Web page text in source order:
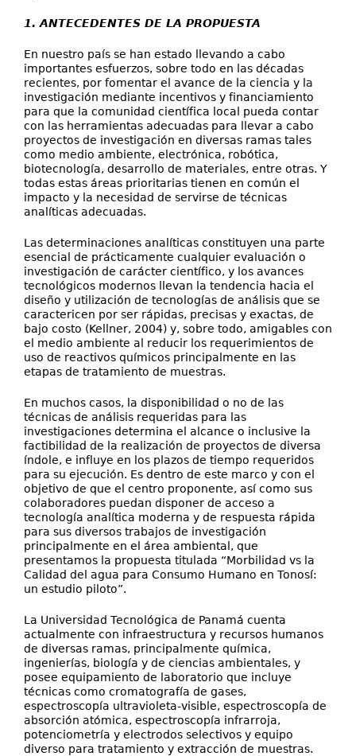
1. ANTECEDENTES DE LA PROPUESTA
En nuestro país se han estado llevando a cabo
importantes esfuerzos, sobre todo en las décadas
recientes, por fomentar el avance de la ciencia y la
investigación mediante incentivos y financiamiento
para que la comunidad científica local pueda contar
con las herramientas adecuadas para llevar a cabo
proyectos de investigación en diversas ramas tales
como medio ambiente, electrónica, robótica,
biotecnología, desarrollo de materiales, entre otras. Y
todas estas áreas prioritarias tienen en común el
impacto y la necesidad de servirse de técnicas
analíticas adecuadas.
Las determinaciones analíticas constituyen una parte
esencial de prácticamente cualquier evaluación o
investigación de carácter científico, y los avances
tecnológicos modernos llevan la tendencia hacia el
diseño y utilización de tecnologías de análisis que se
caractericen por ser rápidas, precisas y exactas, de
bajo costo (Kellner, 2004) y, sobre todo, amigables con
el medio ambiente al reducir los requerimientos de
uso de reactivos químicos principalmente en las
etapas de tratamiento de muestras.
En muchos casos, la disponibilidad o no de las
técnicas de análisis requeridas para las
investigaciones determina el alcance o inclusive la
factibilidad de la realización de proyectos de diversa
índole, e influye en los plazos de tiempo requeridos
para su ejecución. Es dentro de este marco y con el
objetivo de que el centro proponente, así como sus
colaboradores puedan disponer de acceso a
tecnología analítica moderna y de respuesta rápida
para sus diversos trabajos de investigación
principalmente en el área ambiental, que
presentamos la propuesta titulada “Morbilidad vs la
Calidad del agua para Consumo Humano en Tonosí:
un estudio piloto”.
La Universidad Tecnológica de Panamá cuenta
actualmente con infraestructura y recursos humanos
de diversas ramas, principalmente química,
ingenierías, biología y de ciencias ambientales, y
posee equipamiento de laboratorio que incluye
técnicas como cromatografía de gases,
espectroscopía ultravioleta-visible, espectroscopía de
absorción atómica, espectroscopía infrarroja,
potenciometría y electrodos selectivos y equipo
diverso para tratamiento y extracción de muestras.